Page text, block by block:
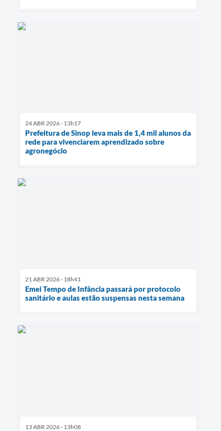
24 ABR 2026 - 13h17
Prefeitura de Sinop leva mais de 1,4 mil alunos da
rede para vivenciarem aprendizado sobre
agronegócio
21 ABR 2026 - 18h41
Emei Tempo de Infância passará por protocolo
sanitário e aulas estão suspensas nesta semana
13 ABR 2026 - 13h08